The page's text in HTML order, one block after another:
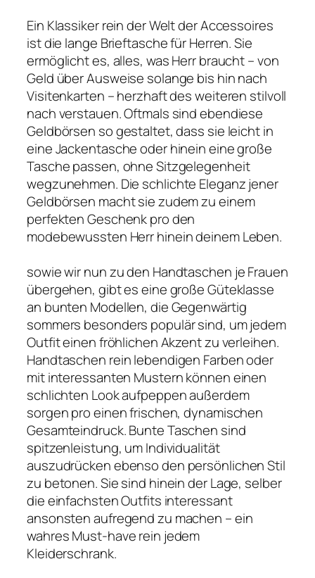
Ein Klassiker rein der Welt der Accessoires
ist die lange Brieftasche für Herren. Sie
ermöglicht es, alles, was Herr braucht – von
Geld über Ausweise solange bis hin nach
Visitenkarten – herzhaft des weiteren stilvoll
nach verstauen. Oftmals sind ebendiese
Geldbörsen so gestaltet, dass sie leicht in
eine Jackentasche oder hinein eine große
Tasche passen, ohne Sitzgelegenheit
wegzunehmen. Die schlichte Eleganz jener
Geldbörsen macht sie zudem zu einem
perfekten Geschenk pro den
modebewussten Herr hinein deinem Leben.
sowie wir nun zu den Handtaschen je Frauen
übergehen, gibt es eine große Güteklasse
an bunten Modellen, die Gegenwärtig
sommers besonders populär sind, um jedem
Outfit einen fröhlichen Akzent zu verleihen.
Handtaschen rein lebendigen Farben oder
mit interessanten Mustern können einen
schlichten Look aufpeppen außerdem
sorgen pro einen frischen, dynamischen
Gesamteindruck. Bunte Taschen sind
spitzenleistung, um Individualität
auszudrücken ebenso den persönlichen Stil
zu betonen. Sie sind hinein der Lage, selber
die einfachsten Outfits interessant
ansonsten aufregend zu machen – ein
wahres Must-have rein jedem
Kleiderschrank.